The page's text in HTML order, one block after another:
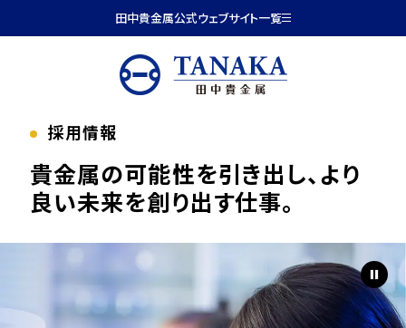
田中貴金属公式ウェブサイト一覧
採用情報
貴金属の可能性を引き出し、より
良い未来を創り出す仕事。